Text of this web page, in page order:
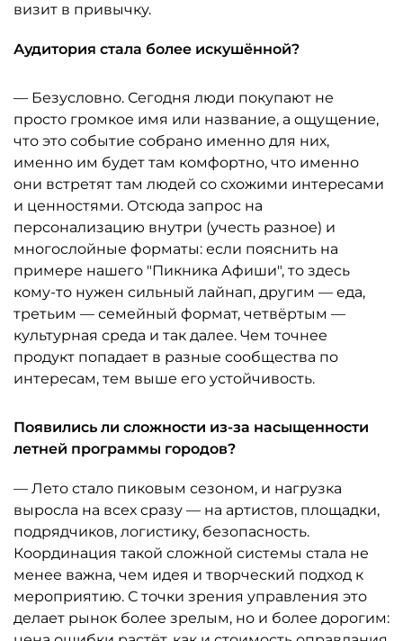
визит в привычку.
Аудитория стала более искушённой?
— Безусловно. Сегодня люди покупают не
просто громкое имя или название, а ощущение,
что это событие собрано именно для них,
именно им будет там комфортно, что именно
они встретят там людей со схожими интересами
и ценностями. Отсюда запрос на
персонализацию внутри (учесть разное) и
многослойные форматы: если пояснить на
примере нашего "Пикника Афиши", то здесь
кому-то нужен сильный лайнап, другим — еда,
третьим — семейный формат, четвёртым —
культурная среда и так далее. Чем точнее
продукт попадает в разные сообщества по
интересам, тем выше его устойчивость.
Появились ли сложности из-за насыщенности
летней программы городов?
— Лето стало пиковым сезоном, и нагрузка
выросла на всех сразу — на артистов, площадки,
подрядчиков, логистику, безопасность.
Координация такой сложной системы стала не
менее важна, чем идея и творческий подход к
мероприятию. С точки зрения управления это
делает рынок более зрелым, но и более дорогим: